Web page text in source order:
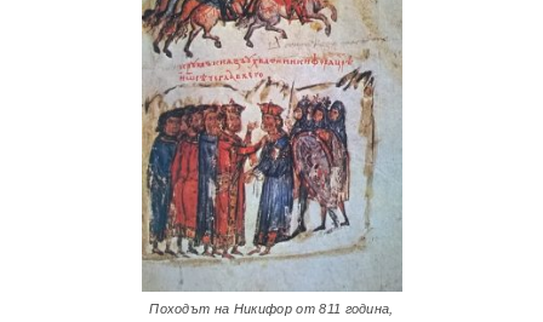
Походът на Никифор от 811 година,